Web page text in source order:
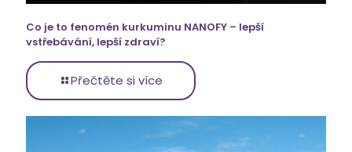
Co je to fenomén kurkuminu NANOFY – lepší
vstřebávání, lepší zdraví?
Přečtěte si více